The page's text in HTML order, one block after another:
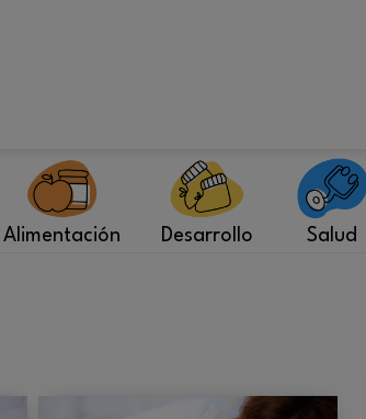
Alimentación Desarrollo Salud